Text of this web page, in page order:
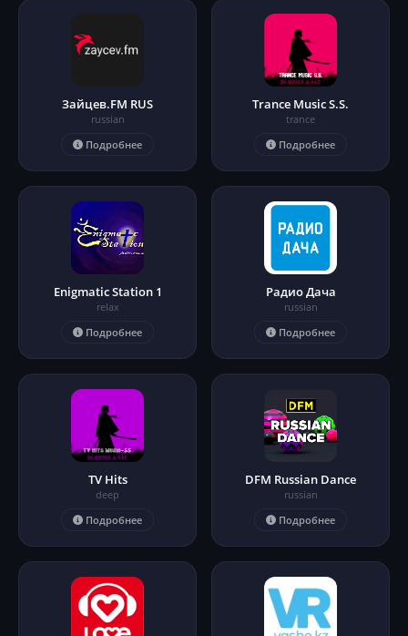
Зайцев.FM RUS
russian
Подробнее
Trance Music S.S.
trance
Подробнее
Enigmatic Station 1
relax
Подробнее
Радио Дача
russian
Подробнее
TV Hits
deep
Подробнее
DFM Russian Dance
russian
Подробнее